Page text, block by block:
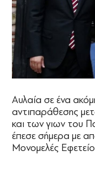
Αυλαία σε ένα
αντιπαράθεσης
και των γιων του
έπεσε σήμερα με
Μονομελές